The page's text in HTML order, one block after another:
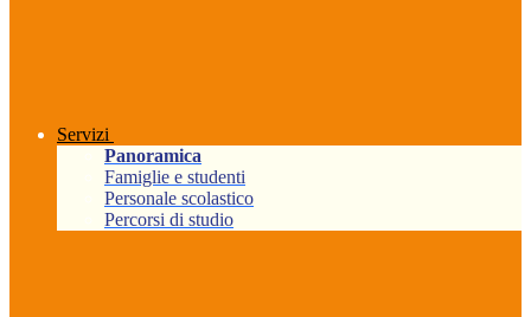
Servizi
Panoramica
Famiglie e studenti
Personale scolastico
Percorsi di studio